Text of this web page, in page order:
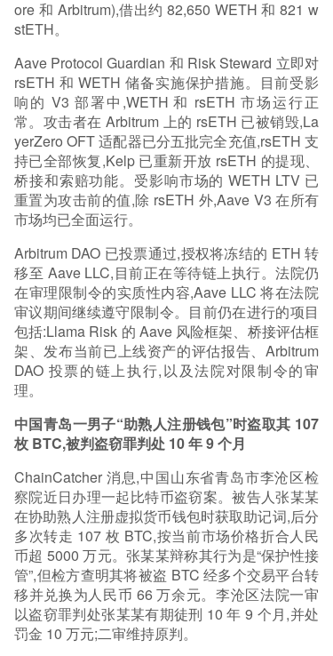
ore 和 Arbitrum),借出约 82,650 WETH 和 821 w
stETH。
Aave Protocol Guardian 和 Risk Steward 立即对
rsETH 和 WETH 储备实施保护措施。目前受影
响的 V3 部署中,WETH 和 rsETH 市场运行正
常。攻击者在 Arbitrum 上的 rsETH 已被销毁,La
yerZero OFT 适配器已分五批完全充值,rsETH 支
持已全部恢复,Kelp 已重新开放 rsETH 的提现、
桥接和索赔功能。受影响市场的 WETH LTV 已
重置为攻击前的值,除 rsETH 外,Aave V3 在所有
市场均已全面运行。
Arbitrum DAO 已投票通过,授权将冻结的 ETH 转
移至 Aave LLC,目前正在等待链上执行。法院仍
在审理限制令的实质性内容,Aave LLC 将在法院
审议期间继续遵守限制令。目前仍在进行的项目
包括:Llama Risk 的 Aave 风险框架、桥接评估框
架、发布当前已上线资产的评估报告、Arbitrum
DAO 投票的链上执行,以及法院对限制令的审
理。
中国青岛一男子“助熟人注册钱包”时盗取其 107
枚 BTC,被判盗窃罪判处 10 年 9 个月
ChainCatcher 消息,中国山东省青岛市李沧区检
察院近日办理一起比特币盗窃案。被告人张某某
在协助熟人注册虚拟货币钱包时获取助记词,后分
多次转走 107 枚 BTC,按当前市场价格折合人民
币超 5000 万元。张某某辩称其行为是“保护性接
管”,但检方查明其将被盗 BTC 经多个交易平台转
移并兑换为人民币 66 万余元。李沧区法院一审
以盗窃罪判处张某某有期徒刑 10 年 9 个月,并处
罚金 10 万元;二审维持原判。